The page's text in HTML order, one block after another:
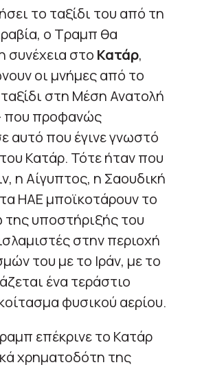
το ταξίδι του από τη
ο Τραμπ θα
συνέχεια στο Κατάρ,
οι μνήμες από το
στη Μέση Ανατολή
που προφανώς
αυτό που έγινε γνωστό
Κατάρ. Τότε ήταν που
η Αίγυπτος, η Σαουδική
ΗΑΕ μποϊκοτάρουν το
της υποστήριξής του
στην περιοχή
του με το Ιράν, με το
ένα τεράστιο
φυσικού αερίου.
επέκρινε το Κατάρ
χρηματοδότη της